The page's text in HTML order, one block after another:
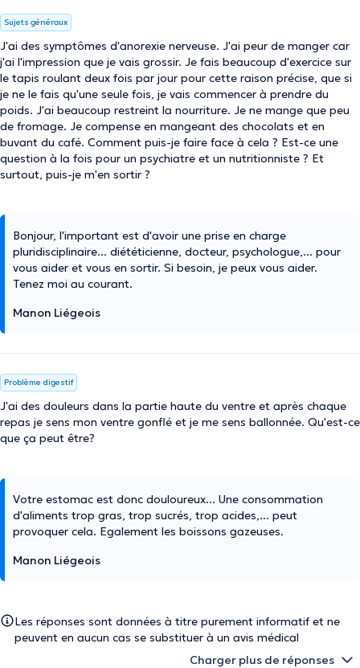
Sujets généraux
J'ai des symptômes d'anorexie nerveuse. J'ai peur de manger car
j'ai l'impression que je vais grossir. Je fais beaucoup d'exercice sur
le tapis roulant deux fois par jour pour cette raison précise, que si
je ne le fais qu'une seule fois, je vais commencer à prendre du
poids. J'ai beaucoup restreint la nourriture. Je ne mange que peu
de fromage. Je compense en mangeant des chocolats et en
buvant du café. Comment puis-je faire face à cela ? Est-ce une
question à la fois pour un psychiatre et un nutritionniste ? Et
surtout, puis-je m'en sortir ?
Bonjour, l'important est d'avoir une prise en charge
pluridisciplinaire... diététicienne, docteur, psychologue,... pour
vous aider et vous en sortir. Si besoin, je peux vous aider.
Tenez moi au courant.
Manon Liégeois
Problème digestif
J'ai des douleurs dans la partie haute du ventre et après chaque
repas je sens mon ventre gonflé et je me sens ballonnée. Qu'est-ce
que ça peut être?
Votre estomac est donc douloureux... Une consommation
d'aliments trop gras, trop sucrés, trop acides,... peut
provoquer cela. Egalement les boissons gazeuses.
Manon Liégeois
Les réponses sont données à titre purement informatif et ne
peuvent en aucun cas se substituer à un avis médical
Charger plus de réponses